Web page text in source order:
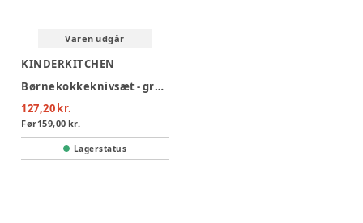
Varen udgår
KINDERKITCHEN
Børnekokkeknivsæt - grøn/blå
127,20 kr.
Før159,00 kr.
Lagerstatus